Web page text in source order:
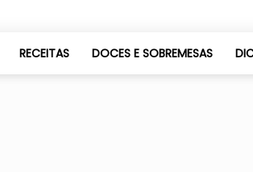
RECEITAS DOCES E SOBREMESAS